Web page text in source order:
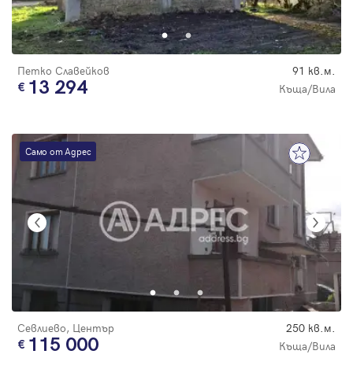
Петко Славейков 91 кв.м.
13 294 Къща/Вила
Само от Адрес
Севлиево, Център 250 кв.м.
115 000 Къща/Вила
Парола